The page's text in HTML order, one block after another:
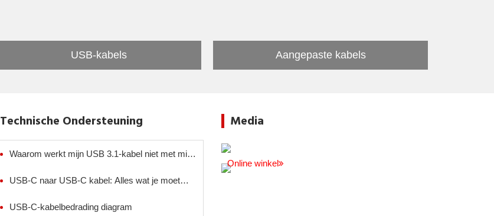
USB-kabels Aangepaste kabels
Technische Ondersteuning
Waarom werkt mijn USB 3.1-kabel niet met mijn
apparaat?
USB-C naar USB-C kabel: Alles wat je moet
weten
USB-C-kabelbedrading diagram
Media
Online winkel